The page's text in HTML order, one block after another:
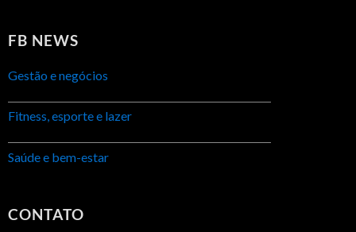
FB NEWS
Gestão e negócios
Fitness, esporte e lazer
Saúde e bem-estar
CONTATO